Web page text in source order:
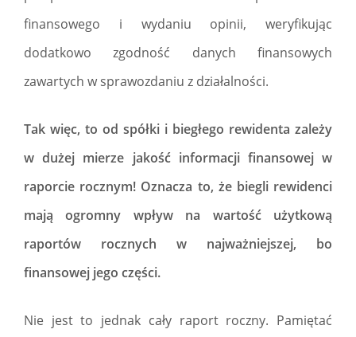
finansowego i wydaniu opinii, weryfikując
dodatkowo zgodność danych finansowych
zawartych w sprawozdaniu z działalności.
Tak więc, to od spółki i biegłego rewidenta zależy
w dużej mierze jakość informacji finansowej w
raporcie rocznym! Oznacza to, że biegli rewidenci
mają ogromny wpływ na wartość użytkową
raportów rocznych w najważniejszej, bo
finansowej jego części.
Nie jest to jednak cały raport roczny. Pamiętać